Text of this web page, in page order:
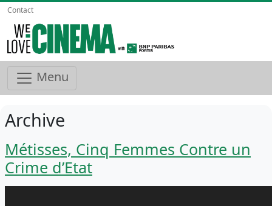
Contact
Menu
Archive
Métisses, Cinq Femmes Contre un
Crime d’Etat